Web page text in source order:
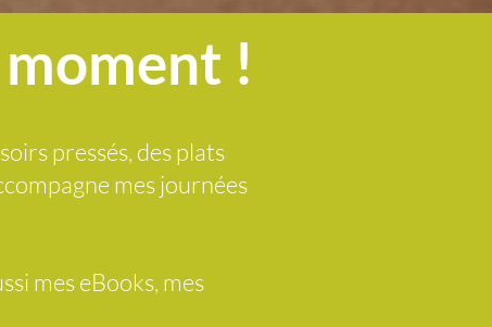
!
pressés, des plats
mes journées
mes eBooks, mes